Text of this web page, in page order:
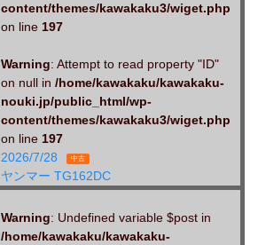
content/themes/kawakaku3/wiget.php
on line 197
Warning: Attempt to read property "ID"
on null in /home/kawakaku/kawakaku-
nouki.jp/public_html/wp-
content/themes/kawakaku3/wiget.php
on line 197
2026/7/28
中古
ヤンマー TG162DC
Warning: Undefined variable $post in
/home/kawakaku/kawakaku-